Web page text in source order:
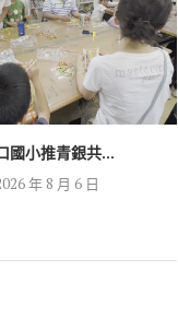
國小推青銀共...
年 8 月 6 日